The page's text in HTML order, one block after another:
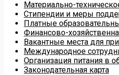
Материально-
Стипендии и меры
Платные
Финансово-
Вакантные места для
Международное
Организация питания в
Законодательная карта